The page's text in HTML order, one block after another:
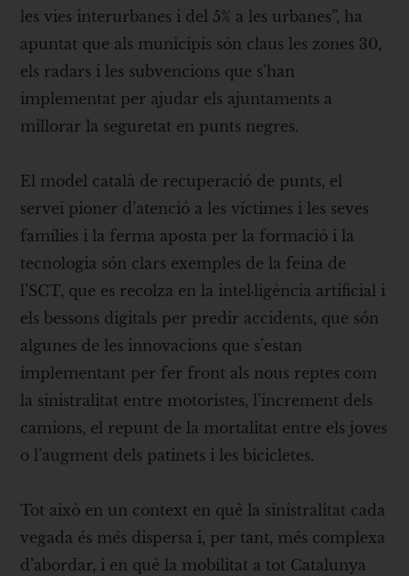
les vies interurbanes i del 5% a les urbanes”, ha
apuntat que als municipis són claus les zones 30,
els radars i les subvencions que s’han
implementat per ajudar els ajuntaments a
millorar la seguretat en punts negres.
El model català de recuperació de punts, el
servei pioner d’atenció a les víctimes i les seves
famílies i la ferma aposta per la formació i la
tecnologia són clars exemples de la feina de
l’SCT, que es recolza en la intel·ligència artificial i
els bessons digitals per predir accidents, que són
algunes de les innovacions que s’estan
implementant per fer front als nous reptes com
la sinistralitat entre motoristes, l’increment dels
camions, el repunt de la mortalitat entre els joves
o l’augment dels patinets i les bicicletes.
Tot això en un context en què la sinistralitat cada
vegada és més dispersa i, per tant, més complexa
d’abordar, i en què la mobilitat a tot Catalunya